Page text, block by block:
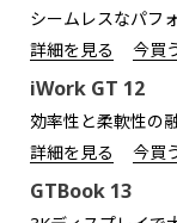
詳細を見る
今買
iWork GT 12
効率性と柔軟性の
詳細を見る
今買
GTBook 13